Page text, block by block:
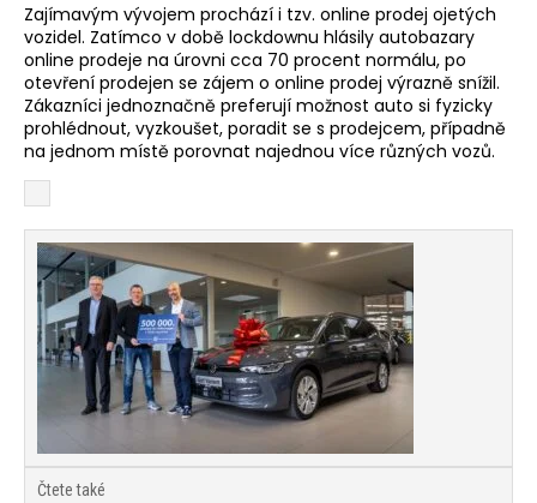
Zajímavým vývojem prochází i tzv. online prodej ojetých
vozidel. Zatímco v době lockdownu hlásily autobazary
online prodeje na úrovni cca 70 procent normálu, po
otevření prodejen se zájem o online prodej výrazně snížil.
Zákazníci jednoznačně preferují možnost auto si fyzicky
prohlédnout, vyzkoušet, poradit se s prodejcem, případně
na jednom místě porovnat najednou více různých vozů.
Čtete také